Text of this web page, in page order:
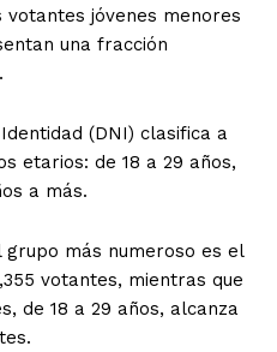
jóvenes menores
una fracción
(DNI) clasifica a
etarios: de 18 a 29 años,
a más.
más numeroso es el
votantes, mientras que
de 18 a 29 años, alcanza